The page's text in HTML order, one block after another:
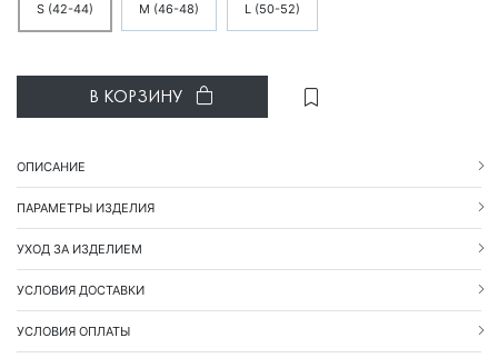
S (42-44) M (46-48) L (50-52)
В КОРЗИНУ
ОПИСАНИЕ
ПАРАМЕТРЫ ИЗДЕЛИЯ
УХОД ЗА ИЗДЕЛИЕМ
УСЛОВИЯ ДОСТАВКИ
УСЛОВИЯ ОПЛАТЫ